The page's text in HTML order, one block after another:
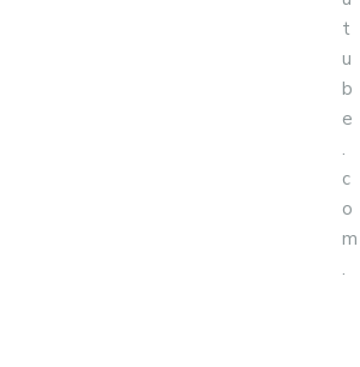
t
u
b
e
.
c
o
m
.